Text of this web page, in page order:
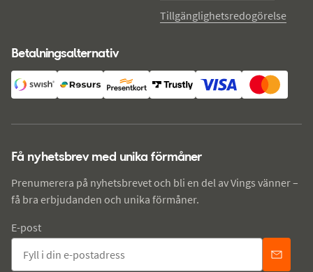
Tillgänglighetsredogörelse
Betalningsalternativ
Få nyhetsbrev med unika förmåner
Prenumerera på nyhetsbrevet och bli en del av Vings vänner –
få bra erbjudanden och unika förmåner.
E-post